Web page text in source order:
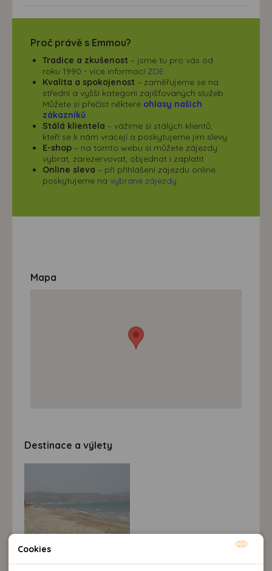
Proč právě s Emmou?
Tradice a zkušenost – jsme tu pro vás od
roku 1990 - více informací ZDE
Kvalita a spokojenost – zaměřujeme se na
střední a vyšší kategorii zajišťovaných služeb.
Můžete si přečíst některé ohlasy našich
zákazníků.
Stálá klientela – vážíme si stálých klientů,
kteří se k nám vracejí a poskytujeme jim slevy
E-shop – na tomto webu si můžete zájezdy
vybrat, zarezervovat, objednat i zaplatit
Online sleva – při přihlášení zájezdu online
poskytujeme na vybrané zájezdy
Mapa
Destinace a výlety
Cookies